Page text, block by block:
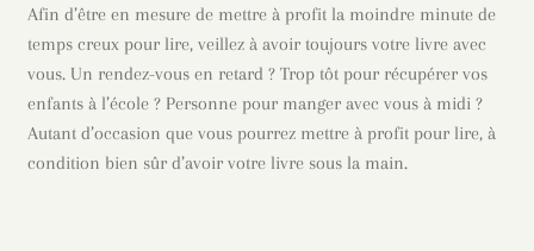
Afin d’être en mesure de mettre à profit la moindre minute de
temps creux pour lire, veillez à avoir toujours votre livre avec
vous. Un rendez-vous en retard ? Trop tôt pour récupérer vos
enfants à l’école ? Personne pour manger avec vous à midi ?
Autant d’occasion que vous pourrez mettre à profit pour lire, à
condition bien sûr d’avoir votre livre sous la main.